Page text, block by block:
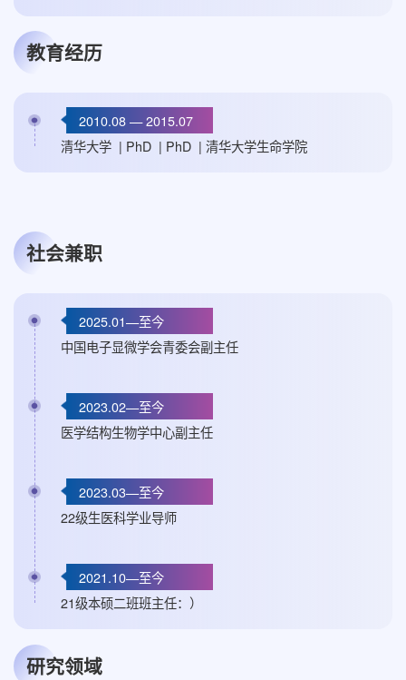
教育经历
2010.08 — 2015.07
清华大学 | PhD | PhD | 清华大学生命学院
社会兼职
2025.01—至今
中国电子显微学会青委会副主任
2023.02—至今
医学结构生物学中心副主任
2023.03—至今
22级生医科学业导师
2021.10—至今
21级本硕二班班主任：）
研究领域